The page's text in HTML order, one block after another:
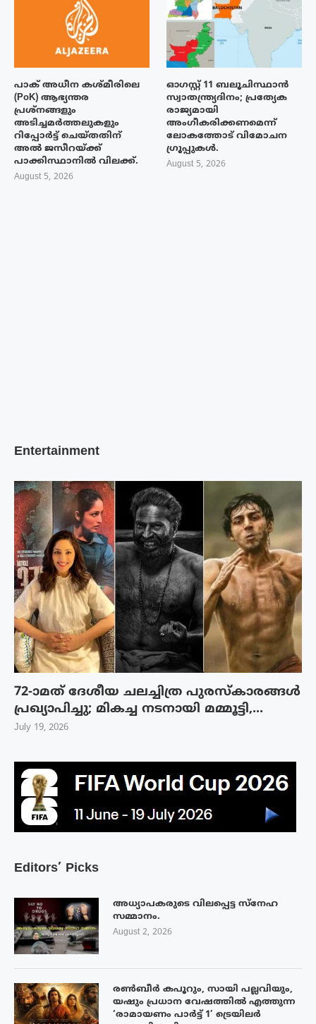
Editors’ Picks
അധ്യാപകരുടെ വിലപ്പെട്ട സ്നേഹ
സമ്മാനം.
August 2, 2026
രൺബീർ കപൂറും, സായി പല്ലവിയും,
യഷും പ്രധാന വേഷത്തിൽ എത്തുന്ന
‘രാമായണം പാർട്ട് 1’ ട്രെയിലർ
പാക് അധീന കശ്മീരിലെ
(PoK) ആഭ്യന്തര
പ്രശ്നങ്ങളും
അടിച്ചമർത്തലുകളും
റിപ്പോർട്ട് ചെയ്തതിന്
അൽ ജസീറയ്‌ക്ക്
പാക്കിസ്ഥാനിൽ വിലക്ക്.
August 5, 2026
ഓഗസ്റ്റ് 11 ബലൂചിസ്ഥാൻ
സ്വാതന്ത്ര്യദിനം; പ്രത്യേക
രാജ്യമായി
അംഗീകരിക്കണമെന്ന്
ലോകത്തോട് വിമോചന
ഗ്രൂപ്പുകൾ.
August 5, 2026
Entertainment
72-ാമത് ദേശീയ ചലച്ചിത്ര പുരസ്‌കാരങ്ങള്‍
പ്രഖ്യാപിച്ചു; മികച്ച നടനായി മമ്മൂട്ടി,...
July 19, 2026